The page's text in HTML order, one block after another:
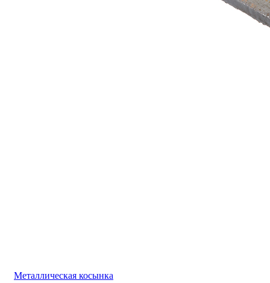
Металлическая косынка